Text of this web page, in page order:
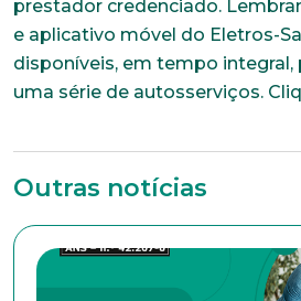
prestador credenciado.
e aplicativo móvel do Eletros-
disponíveis, em tempo integral,
uma série de autosserviços.
Outras notícias